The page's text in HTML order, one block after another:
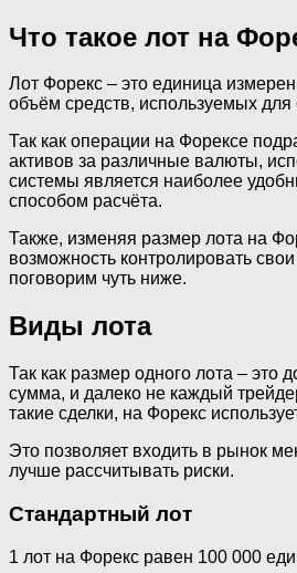
Что такое лот на
Лот Форекс – это единица
объём средств, используемых
Так как операции на Форексе
активов за различные валюты,
системы является наиболее
способом расчёта.
Также, изменяя размер лота на
возможность контролировать
поговорим чуть ниже.
Виды лота
Так как размер одного лота – это
сумма, и далеко не каждый
такие сделки, на Форекс
Это позволяет входить в рынок
лучше рассчитывать риски.
Стандартный лот
1 лот на Форекс равен 100 000